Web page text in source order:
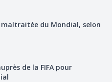
du Mondial, selon
de la FIFA pour